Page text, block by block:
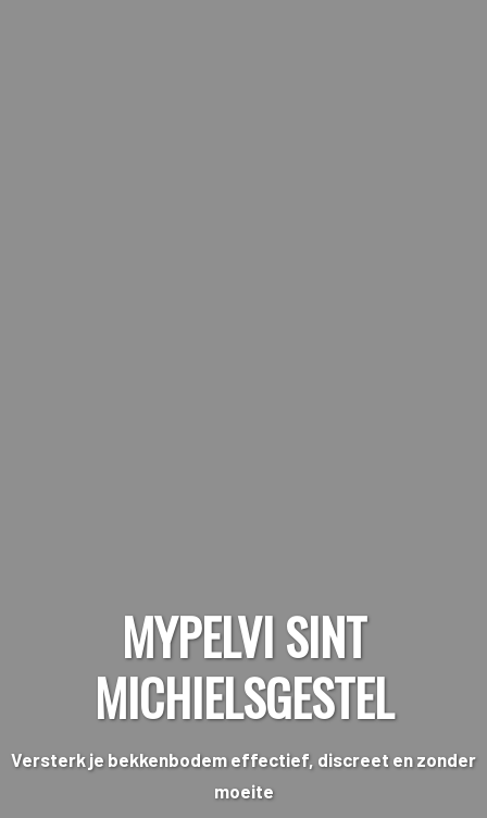
MYPELVI SINT
MICHIELSGESTEL
Versterk je bekkenbodem effectief, discreet en zonder
moeite